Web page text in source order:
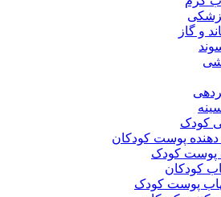
و گاز
کودک
پوست کودکان
پوست کودک
کودکان
پوست کودک